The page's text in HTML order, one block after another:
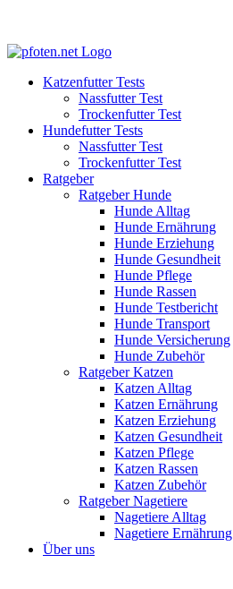
Katzenfutter Tests
Nassfutter Test
Trockenfutter Test
Hundefutter Tests
Nassfutter Test
Trockenfutter Test
Ratgeber
Ratgeber Hunde
Hunde Alltag
Hunde Ernährung
Hunde Erziehung
Hunde Gesundheit
Hunde Pflege
Hunde Rassen
Hunde Testbericht
Hunde Transport
Hunde Versicherung
Hunde Zubehör
Ratgeber Katzen
Katzen Alltag
Katzen Ernährung
Katzen Erziehung
Katzen Gesundheit
Katzen Pflege
Katzen Rassen
Katzen Zubehör
Ratgeber Nagetiere
Nagetiere Alltag
Nagetiere Ernährung
Über uns